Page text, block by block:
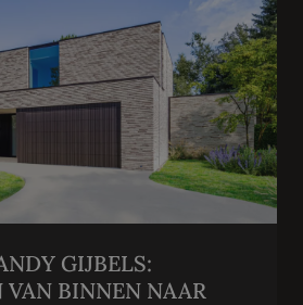
GIJBELS:
VAN BINNEN NAAR